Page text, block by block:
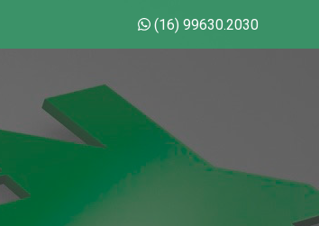
(16) 99630.2030